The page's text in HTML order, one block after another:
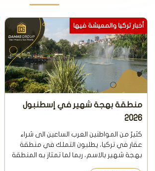
أخبار تركيا والمعيشة فيها
منطقة بهجة شهير في إسطنبول
2026
كثيرٌ من المواطنين العرب الساعين الى شراء
عقار في تركيا، يطلبون التملك في منطقة
بهجة شهير بالاسم، ربما لما تمتاز به المنطقة